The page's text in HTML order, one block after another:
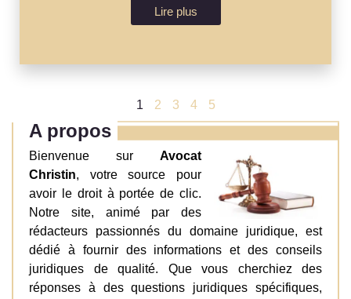
Lire plus
1 2 3 4 5
A propos
Bienvenue sur Avocat
Christin, votre source pour
avoir le droit à portée de clic.
Notre site, animé par des
rédacteurs passionnés du domaine juridique, est
dédié à fournir des informations et des conseils
juridiques de qualité. Que vous cherchiez des
réponses à des questions juridiques spécifiques,